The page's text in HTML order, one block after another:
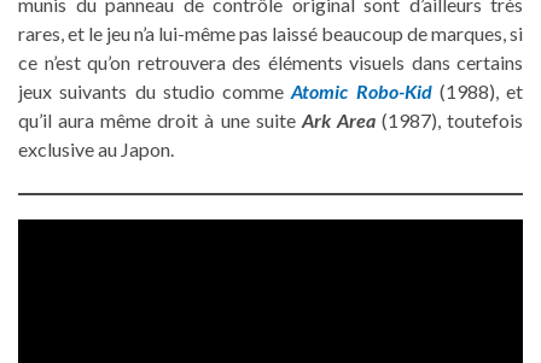
rares, et le jeu n’a lui-même pas laissé beaucoup de marques, si
ce n’est qu’on retrouvera des éléments visuels dans certains
jeux suivants du studio commeAtomic Robo-Kid (1988), et
qu’il aura même droit à une suite Ark Area(1987), toutefois
exclusive au Japon.